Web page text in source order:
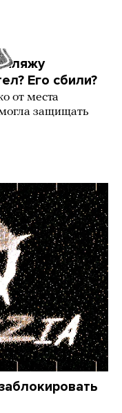
пляжу
Его сбили?
от места
защищать